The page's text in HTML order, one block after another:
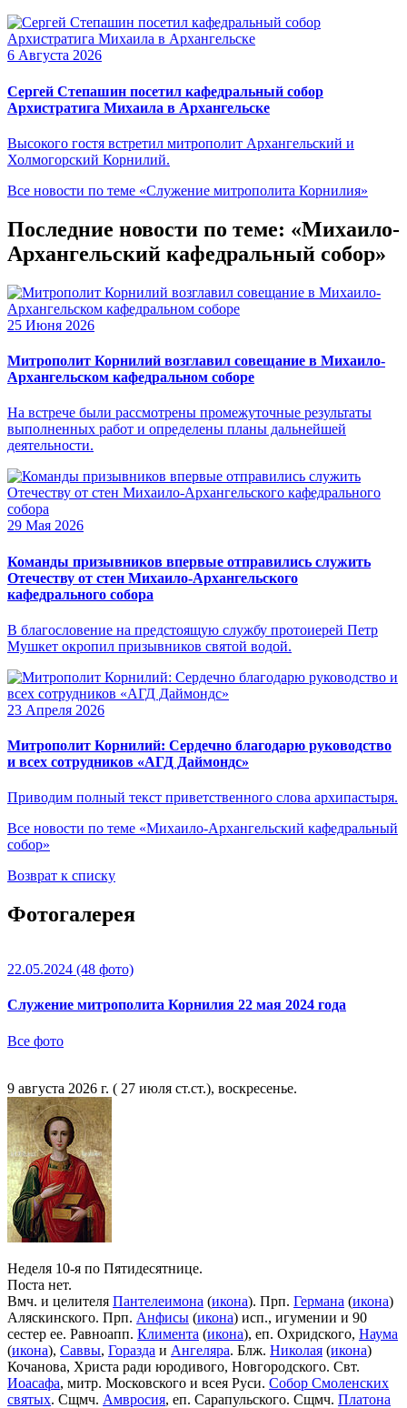
6 Августа 2026
Сергей Степашин посетил кафедральный собор
Архистратига Михаила в Архангельске
Высокого гостя встретил митрополит Архангельский и
Холмогорский Корнилий.
Все новости по теме «Служение митрополита Корнилия»
Последние новости по теме: «Михаило-
Архангельский кафедральный собор»
25 Июня 2026
Митрополит Корнилий возглавил совещание в Михаило-
Архангельском кафедральном соборе
На встрече были рассмотрены промежуточные результаты
выполненных работ и определены планы дальнейшей
деятельности.
29 Мая 2026
Команды призывников впервые отправились служить
Отечеству от стен Михаило-Архангельского
кафедрального собора
В благословение на предстоящую службу протоиерей Петр
Мушкет окропил призывников святой водой.
23 Апреля 2026
Митрополит Корнилий: Сердечно благодарю руководство
и всех сотрудников «АГД Даймондс»
Приводим полный текст приветственного слова архипастыря.
Все новости по теме «Михаило-Архангельский кафедральный
собор»
Возврат к списку
Фотогалерея
22.05.2024 (48 фото)
Служение митрополита Корнилия 22 мая 2024 года
Все фото
9 августа 2026 г. ( 27 июля ст.ст.), воскресенье.
Неделя 10-я по Пятидесятнице.
Поста нет.
Вмч. и целителя Пантелеимона (икона). Прп. Германа (икона)
Аляскинского. Прп. Анфисы (икона) исп., игумении и 90
сестер ее. Равноапп. Климента (икона), еп. Охридского, Наума
(икона), Саввы, Горазда и Ангеляра. Блж. Николая (икона)
Кочанова, Христа ради юродивого, Новгородского. Свт.
Иоасафа, митр. Московского и всея Руси. Собор Смоленских
святых. Сщмч. Амвросия, еп. Сарапульского. Сщмч. Платона